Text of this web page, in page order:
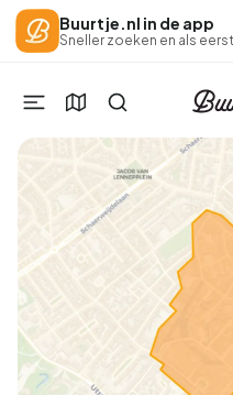
Buurtje.nl in de app
Sneller zoeken en als